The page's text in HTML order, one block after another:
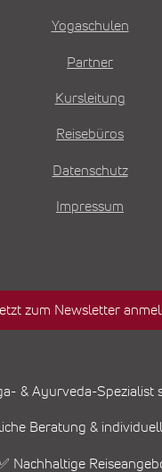
Yogaschulen
Partner
Kursleitung
Reisebüros
Datenschutz
Impressum
zum Newsletter
& Ayurveda-Spezialist
Beratung &
Nachhaltige